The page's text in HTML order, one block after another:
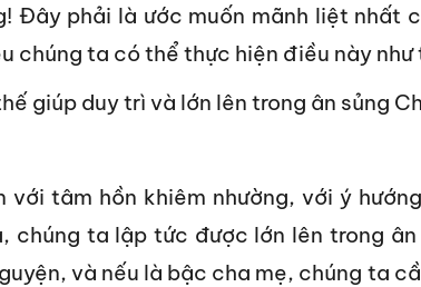
Đây phải là ước muốn mãnh liệt nhất
chúng ta có thể thực hiện điều này như
giúp duy trì và lớn lên trong ân sủng
với tâm hồn khiêm nhường, với ý
chúng ta lập tức được lớn lên trong
và nếu là bậc cha mẹ, chúng ta